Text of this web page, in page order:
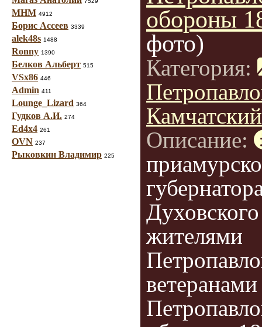
МНМ 4912
Борис Ассеев 3339
alek48s 1488
Ronny 1390
Белков Альберт 515
VSx86 446
Admin 411
Lounge_Lizard 364
Гудков А.И. 274
Ed4x4 261
OVN 237
Рыковкин Владимир 225
обороны
фото)
Категория:
Камчатский
Описание:
жителями
ветеранами